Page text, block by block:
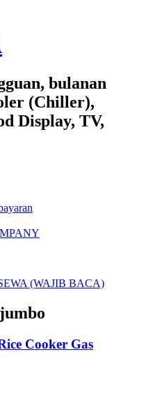
bulanan
(Chiller),
Display, TV,
(WAJIB BACA)
Cooker Gas